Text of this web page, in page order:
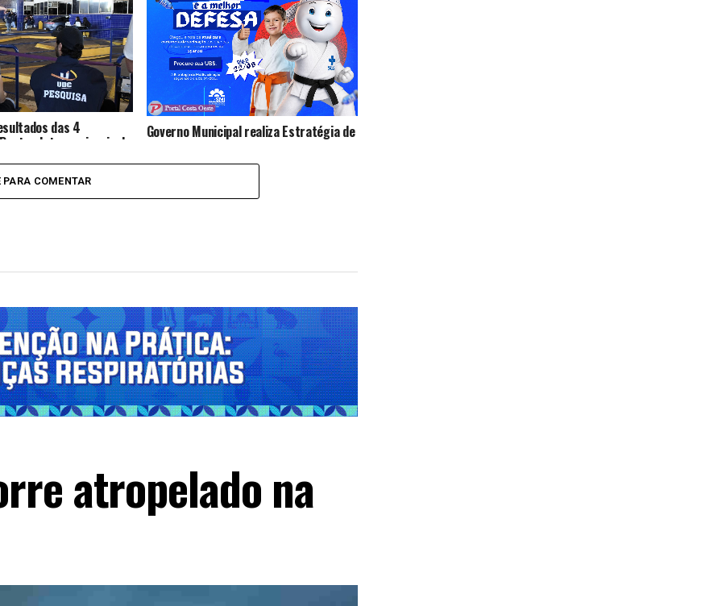
das 4
Internacionais da
Governo Municipal realiza Estratégia de
adolescentes
PARA COMENTAR
atropelado na